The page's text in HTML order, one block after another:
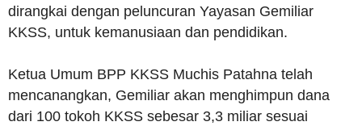
dirangkai dengan peluncuran Yayasan Gemiliar
KKSS, untuk kemanusiaan dan pendidikan.
Ketua Umum BPP KKSS Muchis Patahna telah
mencanangkan, Gemiliar akan menghimpun dana
dari 100 tokoh KKSS sebesar 3,3 miliar sesuai